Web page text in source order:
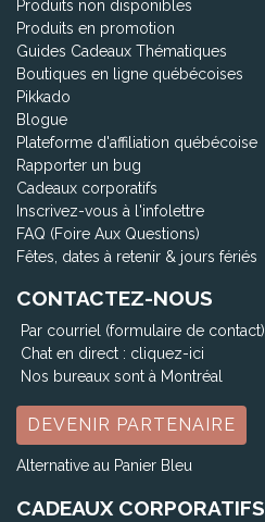
Produits non disponibles
Produits en promotion
Guides Cadeaux Thématiques
Boutiques en ligne québécoises
Pikkado
Blogue
Plateforme d'affiliation québécoise
Rapporter un bug
Cadeaux corporatifs
Inscrivez-vous à l'infolettre
FAQ (Foire Aux Questions)
Fêtes, dates à retenir & jours fériés
CONTACTEZ-NOUS
Par courriel (formulaire de contact)
Chat en direct : cliquez-ici
Nos bureaux sont à Montréal
DEVENIR PARTENAIRE
Alternative au Panier Bleu
CADEAUX CORPORATIFS